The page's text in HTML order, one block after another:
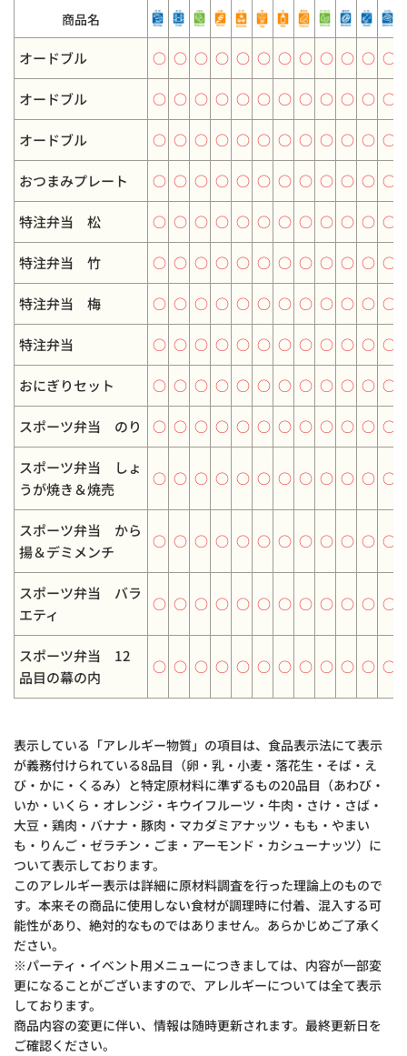
商品名
オードブル ○ ○ ○ ○ ○ ○ ○ ○ ○ ○ ○ ○
オードブル ○ ○ ○ ○ ○ ○ ○ ○ ○ ○ ○ ○
オードブル ○ ○ ○ ○ ○ ○ ○ ○ ○ ○ ○ ○
おつまみプレート ○ ○ ○ ○ ○ ○ ○ ○ ○ ○ ○ ○
特注弁当 松 ○ ○ ○ ○ ○ ○ ○ ○ ○ ○ ○ ○
特注弁当 竹 ○ ○ ○ ○ ○ ○ ○ ○ ○ ○ ○ ○
特注弁当 梅 ○ ○ ○ ○ ○ ○ ○ ○ ○ ○ ○ ○
特注弁当 ○ ○ ○ ○ ○ ○ ○ ○ ○ ○ ○ ○
おにぎりセット ○ ○ ○ ○ ○ ○ ○ ○ ○ ○ ○ ○
スポーツ弁当 のり ○ ○ ○ ○ ○ ○ ○ ○ ○ ○ ○ ○
スポーツ弁当 しょ
うが焼き＆焼売
○ ○ ○ ○ ○ ○ ○ ○ ○ ○ ○ ○
スポーツ弁当 から
揚＆デミメンチ
○ ○ ○ ○ ○ ○ ○ ○ ○ ○ ○ ○
スポーツ弁当 バラ
エティ
○ ○ ○ ○ ○ ○ ○ ○ ○ ○ ○ ○
スポーツ弁当 12
品目の幕の内
○ ○ ○ ○ ○ ○ ○ ○ ○ ○ ○ ○
表示している「アレルギー物質」の項目は、食品表示法にて表示
が義務付けられている8品目（卵・乳・小麦・落花生・そば・え
び・かに・くるみ）と特定原材料に準ずるもの20品目（あわび・
いか・いくら・オレンジ・キウイフルーツ・牛肉・さけ・さば・
大豆・鶏肉・バナナ・豚肉・マカダミアナッツ・もも・やまい
も・りんご・ゼラチン・ごま・アーモンド・カシューナッツ）に
ついて表示しております。
このアレルギー表示は詳細に原材料調査を行った理論上のもので
す。本来その商品に使用しない食材が調理時に付着、混入する可
能性があり、絶対的なものではありません。あらかじめご了承く
ださい。
※パーティ・イベント用メニューにつきましては、内容が一部変
更になることがございますので、アレルギーについては全て表示
しております。
商品内容の変更に伴い、情報は随時更新されます。最終更新日を
ご確認ください。